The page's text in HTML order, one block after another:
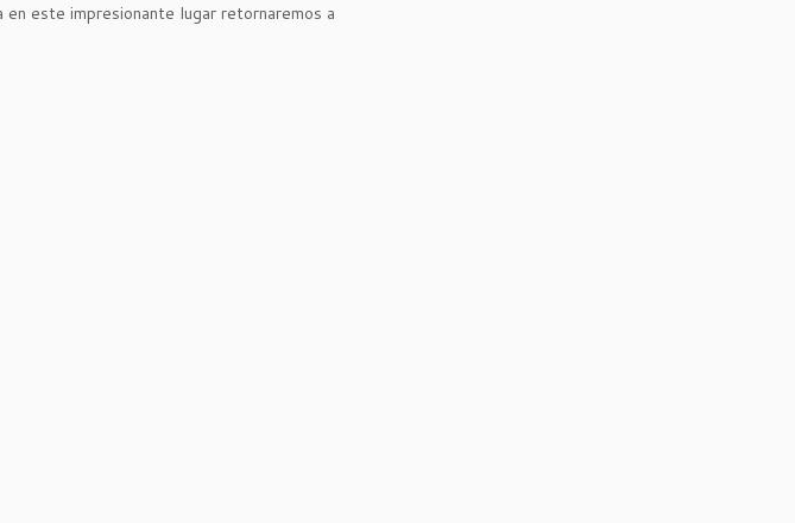
este impresionante lugar retornaremos a